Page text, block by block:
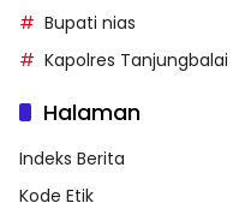
Bupati nias
Kapolres Tanjungbalai
Halaman
Indeks Berita
Kode Etik